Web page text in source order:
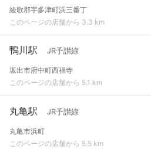
綾歌郡宇多津町浜三番丁
このページの店舗から 3.3 km
鴨川駅 JR予讃線
坂出市府中町西福寺
このページの店舗から 5.1 km
丸亀駅 JR予讃線
丸亀市浜町
このページの店舗から 5.5 km